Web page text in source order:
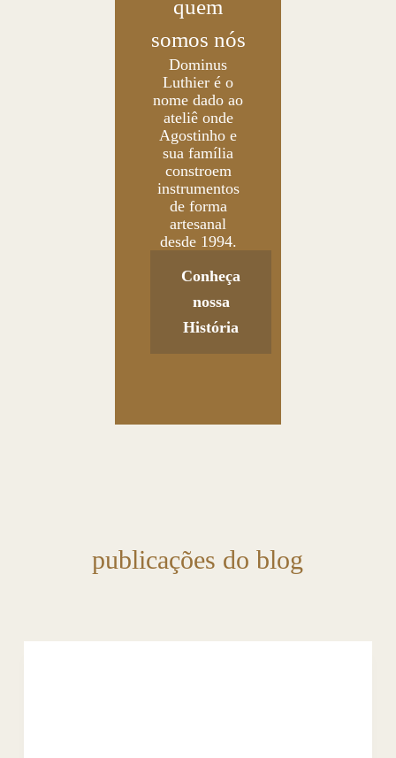
quem
somos nós
Dominus
Luthier é o
nome dado ao
ateliê onde
Agostinho e
sua família
constroem
instrumentos
de forma
artesanal
desde 1994.
Conheça
nossa
História
publicações do blog